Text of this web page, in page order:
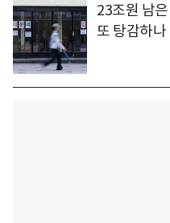
23조원 남
또 탕감하나